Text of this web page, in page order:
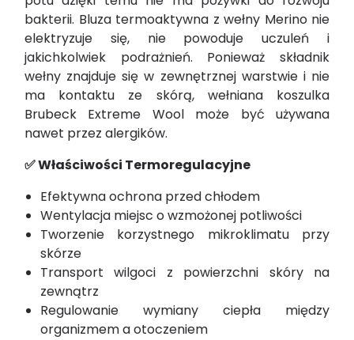
bakterii. Bluza termoaktywna z wełny Merino nie
elektryzuje się, nie powoduje uczuleń i
jakichkolwiek podrażnień. Ponieważ składnik
wełny znajduje się w zewnętrznej warstwie i nie
ma kontaktu ze skórą, wełniana koszulka
Brubeck Extreme Wool może być używana
nawet przez alergików.
✅ Właściwości Termoregulacyjne
Efektywna ochrona przed chłodem
Wentylacja miejsc o wzmożonej potliwości
Tworzenie korzystnego mikroklimatu przy
skórze
Transport wilgoci z powierzchni skóry na
zewnątrz
Regulowanie wymiany ciepła między
organizmem a otoczeniem